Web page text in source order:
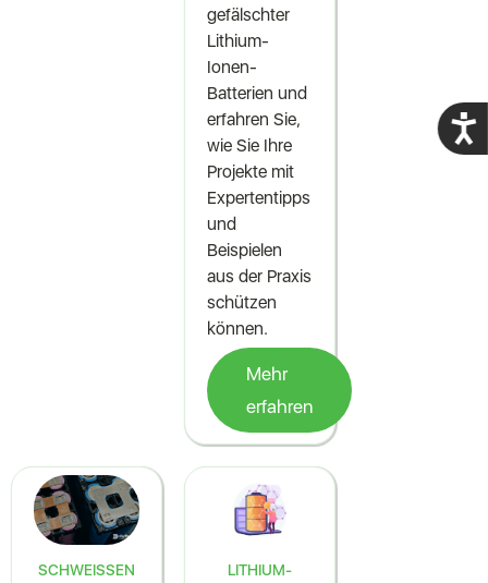
gefälschter
Lithium-
Ionen-
Batterien und
erfahren Sie,
wie Sie Ihre
Projekte mit
Expertentipps
und
Beispielen
aus der Praxis
schützen
können.
Mehr
erfahren
SCHWEISSEN
LITHIUM-